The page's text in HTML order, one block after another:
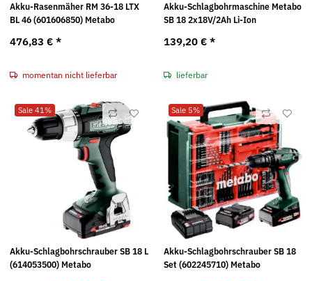
Akku-Rasenmäher RM 36-18 LTX
BL 46 (601606850) Metabo
476,83 € *
momentan nicht lieferbar
Akku-Schlagbohrmaschine Metabo
SB 18 2x18V/2Ah Li-Ion
139,20 € *
lieferbar
Sale 41%
Akku-Schlagbohrschrauber SB 18 L
(614053500) Metabo
Sale 5%
Akku-Schlagbohrschrauber SB 18
Set (602245710) Metabo